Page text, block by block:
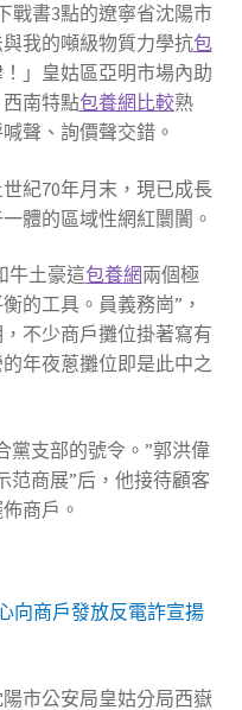
戰書3點的遼寧省沈陽市
我的噸級物質力學抗包
」皇姑區亞明市場內助
南特點包養網比較熟
聲、詢價聲交錯。
紀70年月末，現已成長
體的區域性網紅闤闠。
牛土豪這包養網兩個極
的工具。員義務崗”，
不少商戶攤位掛著寫有
年夜蔥攤位即是此中之
黨支部的號令。”郭洪偉
范商展”后，他接待顧客
商戶。
向商戶發放反電詐宣揚
市公安局皇姑分局西嶽